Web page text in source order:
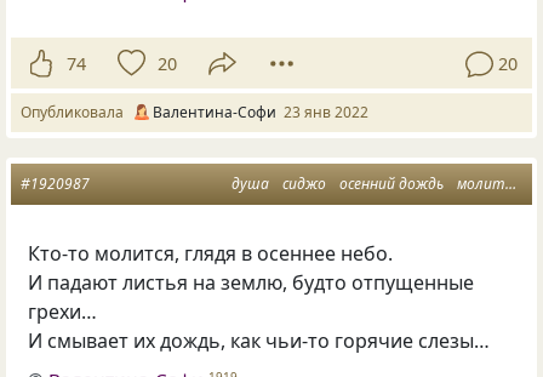
74 20 20
Опубликовала Валентина-Софи 23 янв 2022
душа сиджо осенний дождь молитва неба
#1920987
Кто-то молится, глядя в осеннее небо.
И падают листья на землю, будто отпущенные
грехи…
И смывает их дождь, как чьи-то горячие слезы…